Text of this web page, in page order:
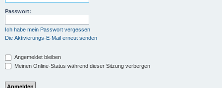
Passwort:
Ich habe mein Passwort vergessen
Die Aktivierungs-E-Mail erneut senden
Angemeldet bleiben
Meinen Online-Status während dieser Sitzung verbergen